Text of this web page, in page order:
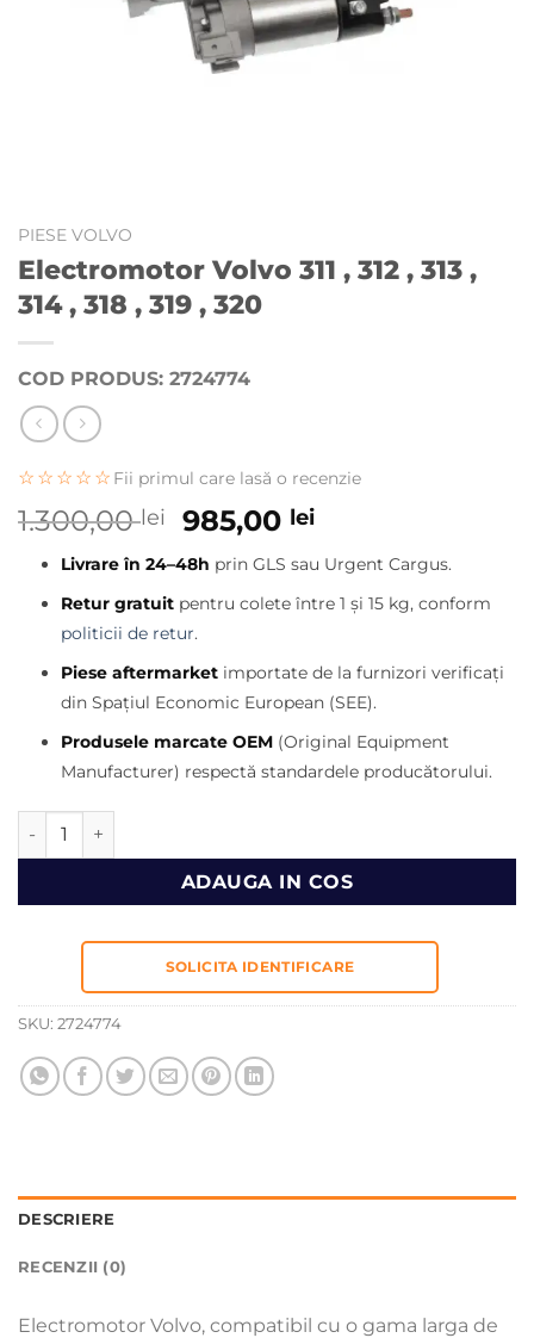
PIESE VOLVO
Electromotor Volvo 311 , 312 , 313 ,
314 , 318 , 319 , 320
COD PRODUS: 2724774
☆☆☆☆☆ Fii primul care lasă o recenzie
1.300,00lei
Prețul
inițial
a
fost:
1.300,00 lei.
985,00 leiPrețul
este:
985,00 lei.
Livrare în 24–48h prin GLS sau Urgent Cargus.
Retur gratuit pentru colete între 1 și 15 kg, conform
politicii de retur.
Piese aftermarket importate de la furnizori verificați
din Spațiul Economic European (SEE).
Produsele marcate OEM (Original Equipment
Manufacturer) respectă standardele producătorului.
Cantitate Electromotor Volvo 311 , 312 , 313 , 314 , 318 , 319 ,
ADAUGA IN COS
SOLICITA IDENTIFICARE
SKU: 2724774
DESCRIERE
RECENZII (0)
Electromotor Volvo, compatibil cu o gama larga de